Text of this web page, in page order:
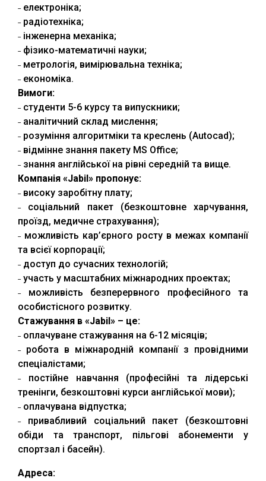
˗ електроніка;
˗ радіотехніка;
˗ інженерна механіка;
˗ фізико-математичні науки;
˗ метрологія, вимірювальна техніка;
˗ економіка.
Вимоги:
˗ студенти 5-6 курсу та випускники;
˗ аналітичний склад мислення;
˗ розуміння алгоритміки та креслень (Autocad);
˗ відмінне знання пакету MS Office;
˗ знання англійської на рівні середній та вище.
Компанія «Jabil» пропонує:
˗ високу заробітну плату;
˗ соціальний пакет (безкоштовне харчування,
проїзд, медичне страхування);
˗ можливість кар’єрного росту в межах компанії
та всієї корпорації;
˗ доступ до сучасних технологій;
˗ участь у масштабних міжнародних проектах;
˗ можливість безперервного професійного та
особистісного розвитку.
Стажування в «Jabil» – це:
˗ оплачуване стажування на 6-12 місяців;
˗ робота в міжнародній компанії з провідними
спеціалістами;
˗ постійне навчання (професійні та лідерські
тренінги, безкоштовні курси англійської мови);
˗ оплачувана відпустка;
˗ привабливий соціальний пакет (безкоштовні
обіди та транспорт, пільгові абонементи у
спортзал і басейн).
Адреса: